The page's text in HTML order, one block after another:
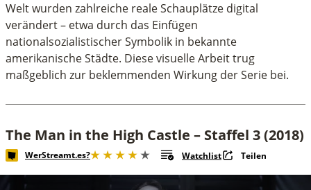
Welt wurden zahlreiche reale Schauplätze digital
verändert – etwa durch das Einfügen
nationalsozialistischer Symbolik in bekannte
amerikanische Städte. Diese visuelle Arbeit trug
maßgeblich zur beklemmenden Wirkung der Serie bei.
The Man in the High Castle – Staffel 3 (2018)
WerStreamt.es? Watchlist Teilen